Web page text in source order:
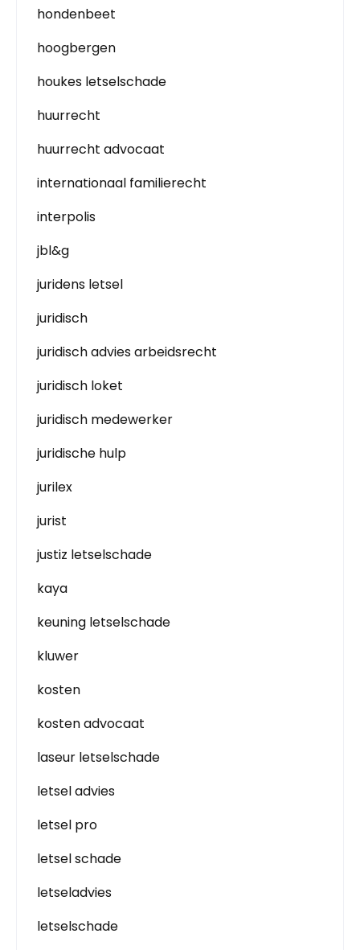
hondenbeet
hoogbergen
houkes letselschade
huurrecht
huurrecht advocaat
internationaal familierecht
interpolis
jbl&g
juridens letsel
juridisch
juridisch advies arbeidsrecht
juridisch loket
juridisch medewerker
juridische hulp
jurilex
jurist
justiz letselschade
kaya
keuning letselschade
kluwer
kosten
kosten advocaat
laseur letselschade
letsel advies
letsel pro
letsel schade
letseladvies
letselschade